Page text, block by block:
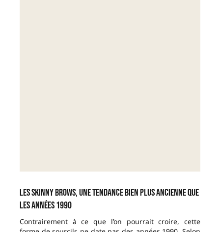
Les skinny brows, une tendance bien plus ancienne que
les années 1990
Contrairement à ce que l’on pourrait croire, cette